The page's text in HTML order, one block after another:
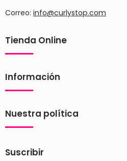
Correo: info@curlystop.com
Tienda Online
Información
Nuestra política
Suscribir